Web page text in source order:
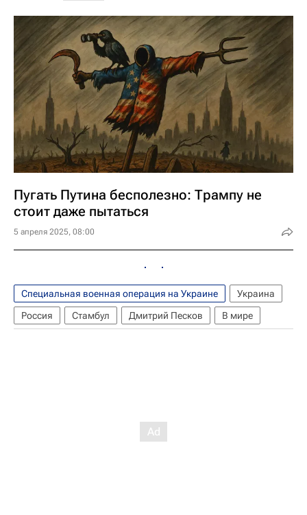
Пугать Путина бесполезно: Трампу не
стоит даже пытаться
5 апреля 2025, 08:00
Специальная военная операция на Украине
Украина
Россия
Стамбул Дмитрий Песков В мире